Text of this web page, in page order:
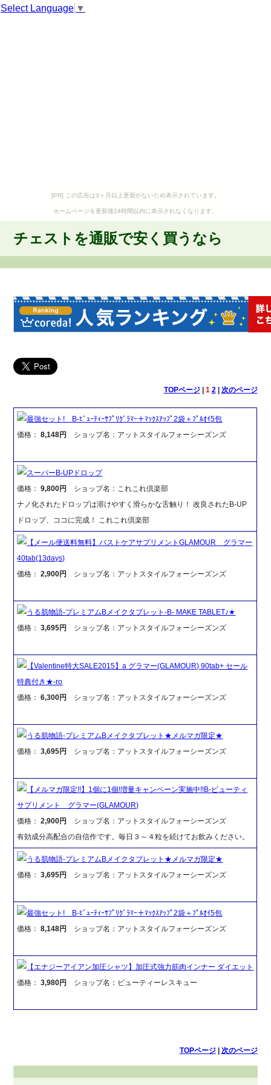
Select Language ▼
[PR] この広告は3ヶ月以上更新がないため表示されています。
ホームページを更新後24時間以内に表示されなくなります。
チェストを通販で安く買うなら
TOPページ| 1 2| 次のページ
最強セット! B-ﾋﾞｭｰﾃｨｰｻﾌﾟﾘｸﾞﾗﾏｰ＋ﾏｯｸｽｱｯﾌﾟ2袋＋ﾌﾟﾙｵｲ5包
価格：8,148円 ショップ名：アットスタイルフォーシーズンズ
スーパーB-UPドロップ
価格：9,800円
ショップ名：これこれ倶楽部
ナノ化されたドロップは溶けやすく滑らかな舌触り！ 改良されたB-UP
ドロップ、ココに完成！ これこれ倶楽部
【メール便送料無料】バストケアサプリメントGLAMOUR グラマー
40tab(13days)
価格：2,900円 ショップ名：アットスタイルフォーシーズンズ
うる肌物語-プレミアムBメイクタブレット-B- MAKE TABLET♪★
価格：3,695円 ショップ名：アットスタイルフォーシーズンズ
【Valentine特大SALE2015】a グラマー(GLAMOUR) 90tab+ セール
特典付き★-ro
価格：6,300円 ショップ名：アットスタイルフォーシーズンズ
うる肌物語-プレミアムBメイクタブレット★メルマガ限定★
価格：3,695円 ショップ名：アットスタイルフォーシーズンズ
【メルマガ限定!!】1個に1個!増量キャンペーン実施中!!B-ビューティ
サプリメント グラマー(GLAMOUR)
価格：2,900円
ショップ名：アットスタイルフォーシーズンズ
有効成分高配合の自信作です。毎日３～４粒を続けてお飲みください。
うる肌物語-プレミアムBメイクタブレット★メルマガ限定★
価格：3,695円 ショップ名：アットスタイルフォーシーズンズ
最強セット! B-ﾋﾞｭｰﾃｨｰｻﾌﾟﾘｸﾞﾗﾏｰ＋ﾏｯｸｽｱｯﾌﾟ2袋＋ﾌﾟﾙｵｲ5包
価格：8,148円 ショップ名：アットスタイルフォーシーズンズ
【エナジーアイアン加圧シャツ】加圧式強力筋肉インナー ダイエット
価格：3,980円 ショップ名：ビューティーレスキュー
TOPページ| 次のページ